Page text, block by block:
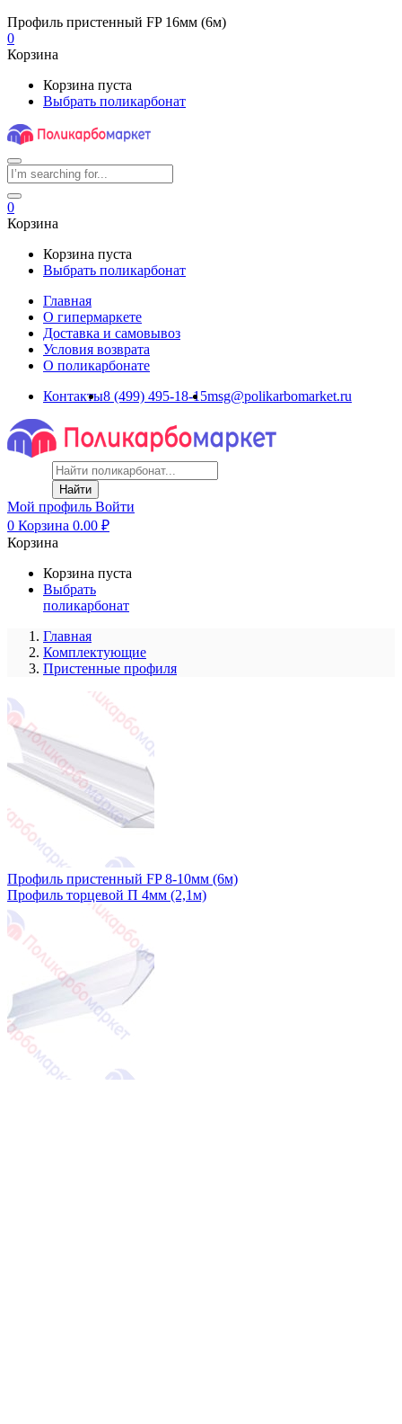
Профиль пристенный FP 16мм (6м)
0
Корзина
Корзина пуста
Выбрать поликарбонат
0
Корзина
Корзина пуста
Выбрать поликарбонат
Главная
О гипермаркете
Доставка и самовывоз
Условия возврата
О поликарбонате
Контакты8 (499) 495-18-15msg@polikarbomarket.ru
Найти
Мой профиль Войти
0 Корзина 0.00 ₽
Корзина
Корзина пуста
Выбрать
поликарбонат
Главная
Комплектующие
Пристенные профиля
Профиль пристенный FP 8-10мм (6м)
Профиль торцевой П 4мм (2,1м)